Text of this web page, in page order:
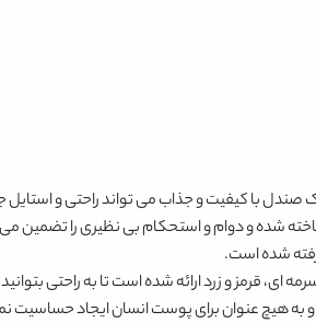
صندل با کیفیت و جذاب می تواند راحتی و
شده و دوام و استحکام بی نظیری را تضمین می
ای، قرمز و زردارائه شده است تا به راحتی